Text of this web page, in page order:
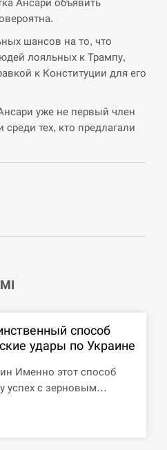
на Patriot для
на сомнения…
до 20 військових для
российскую
другие важные объекты…
понад 10 тисяч…
ROZETKA и “Новая
об…
шансов на то, что
лояльных к Трампу,
к Конституции для его
уже не первый член
тех, кто предлагали
способ
удары по Украине
Именно этот способ
успех с зерновым…